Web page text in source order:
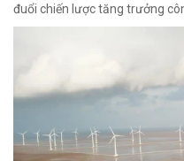
đuổi chiến lược tăng trưởng